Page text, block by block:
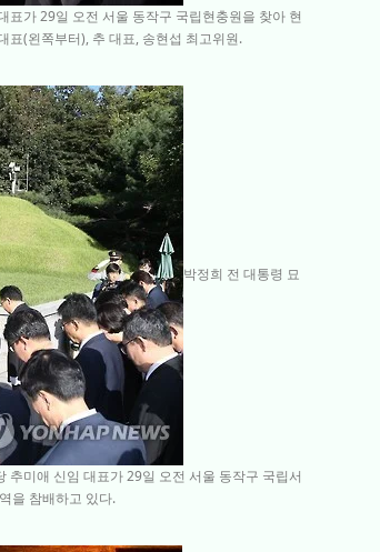
가 29일 오전 서울 동작구 국립현충원을 찾아 현
표(왼쪽부터), 추 대표, 송현섭 최고위원.
박정희 전 대통령 묘
미애 신임 대표가 29일 오전 서울 동작구 국립서
을 참배하고 있다.